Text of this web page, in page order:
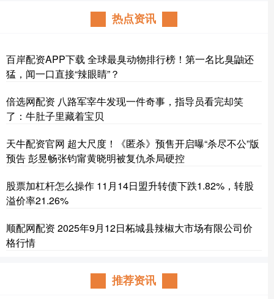
热点资讯
百岸配资APP下载 全球最臭动物排行榜！第一名比臭鼬还
猛，闻一口直接“辣眼睛”？
倍选网配资 八路军宰牛发现一件奇事，指导员看完却笑
了：牛肚子里藏着宝贝
天牛配资官网 超大尺度！《匿杀》预售开启曝“杀尽不公”版
预告 彭昱畅张钧甯黄晓明被复仇杀局硬控
股票加杠杆怎么操作 11月14日盟升转债下跌1.82%，转股
溢价率21.26%
顺配网配资 2025年9月12日柘城县辣椒大市场有限公司价
格行情
推荐资讯